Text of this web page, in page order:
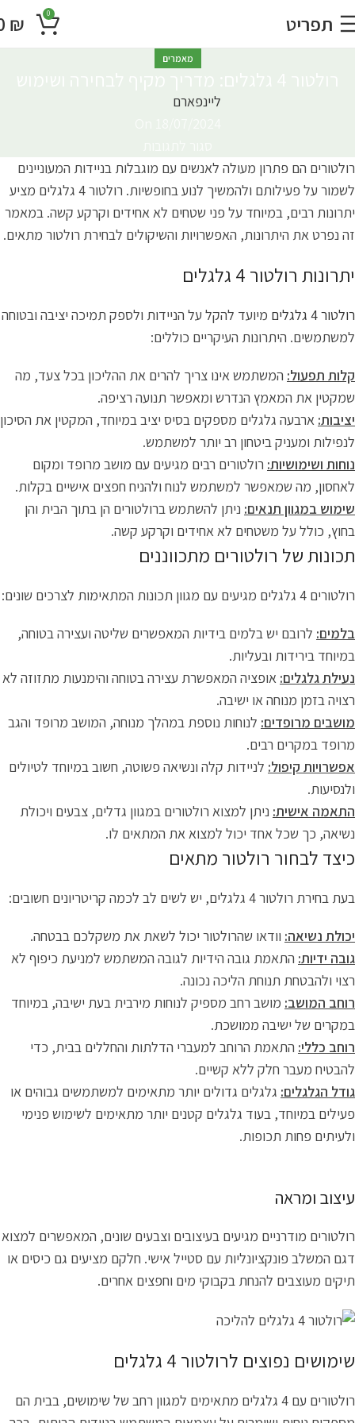
תפריט 0
₪
מאמרים
ליינפארם
רולטורים הם פתרון מעולה לאנשים עם מוגבלות בניידות המעוניינים
לשמור על פעילותם ולהמשיך לנוע בחופשיות. רולטור 4 גלגלים מציע
יתרונות רבים, במיוחד על פני שטחים לא אחידים וקרקע קשה. במאמר
זה נפרט את היתרונות, האפשרויות והשיקולים לבחירת רולטור מתאים.
יתרונות רולטור 4 גלגלים
רולטור 4 גלגלים
מיועד להקל על הניידות ולספק תמיכה יציבה ובטוחה
למשתמשים. היתרונות העיקריים כוללים:
קלות תפעול: המשתמש אינו צריך להרים את ההליכון בכל צעד, מה
שמקטין את המאמץ הנדרש ומאפשר תנועה רציפה.
יציבות: ארבעה גלגלים מספקים בסיס יציב במיוחד, המקטין את הסיכון
לנפילות ומעניק ביטחון רב יותר למשתמש.
נוחות ושימושיות: רולטורים רבים מגיעים עם מושב מרופד ומקום
לאחסון, מה שמאפשר למשתמש לנוח ולהניח חפצים אישיים בקלות.
שימוש במגוון תנאים: ניתן להשתמש ברולטורים הן בתוך הבית והן
בחוץ, כולל על משטחים לא אחידים וקרקע קשה.
תכונות של רולטורים מתכווננים
רולטורים 4 גלגלים מגיעים עם מגוון תכונות המתאימות לצרכים שונים:
בלמים: לרובם יש בלמים בידיות המאפשרים שליטה ועצירה בטוחה,
במיוחד בירידות ובעליות.
נעילת גלגלים: אופציה המאפשרת עצירה בטוחה והימנעות מתזוזה לא
רצויה בזמן מנוחה או ישיבה.
מושבים מרופדים: לנוחות נוספת במהלך מנוחה, המושב מרופד והגב
מרופד במקרים רבים.
אפשרויות קיפול: לניידות קלה ונשיאה פשוטה, חשוב במיוחד לטיולים
ולנסיעות.
התאמה אישית: ניתן למצוא רולטורים במגוון גדלים, צבעים ויכולת
נשיאה, כך שכל אחד יכול למצוא את המתאים לו.
כיצד לבחור רולטור מתאים
בעת בחירת רולטור 4 גלגלים, יש לשים לב לכמה קריטריונים חשובים:
יכולת נשיאה: וודאו שהרולטור יכול לשאת את משקלכם בבטחה.
גובה ידיות: התאמת גובה הידיות לגובה המשתמש למניעת כיפוף לא
רצוי ולהבטחת תנוחת הליכה נכונה.
רוחב המושב: מושב רחב מספיק לנוחות מירבית בעת ישיבה, במיוחד
במקרים של ישיבה ממושכת.
רוחב כללי: התאמת הרוחב למעברי הדלתות והחללים בבית, כדי
להבטיח מעבר חלק ללא קשיים.
גודל הגלגלים: גלגלים גדולים יותר מתאימים למשתמשים גבוהים או
פעילים במיוחד, בעוד גלגלים קטנים יותר מתאימים לשימוש פנימי
ולעיתים פחות תכופות.
עיצוב ומראה
רולטורים מודרניים מגיעים בעיצובים וצבעים שונים, המאפשרים למצוא
דגם המשלב פונקציונליות עם סטייל אישי. חלקם מציעים גם כיסים או
תיקים מעוצבים להנחת בקבוקי מים וחפצים אחרים.
שימושים נפוצים לרולטור 4 גלגלים
רולטורים עם 4 גלגלים מתאימים למגוון רחב של שימושים, בבית הם